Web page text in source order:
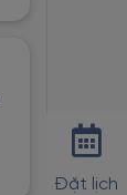
Đặt lịch